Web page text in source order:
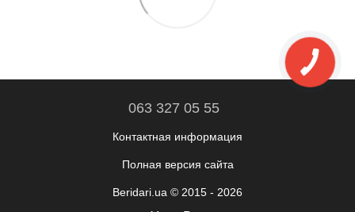
063 327 05 55
Контактная информация
Полная версия сайта
Beridari.ua © 2015 - 2026